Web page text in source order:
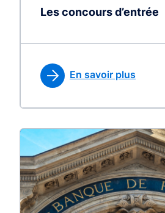
Les concours d’entrée
En savoir plus